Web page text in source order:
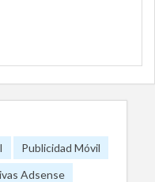
Publicidad Móvil
Adsense